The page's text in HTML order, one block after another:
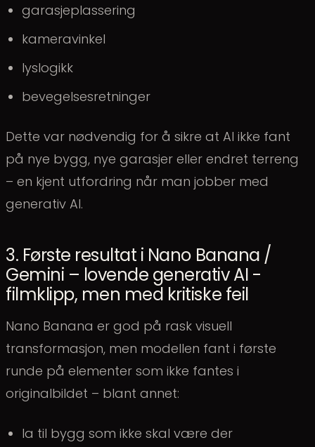
garasjeplassering
kameravinkel
lyslogikk
bevegelsesretninger
Dette var nødvendig for å sikre at AI ikke fant
på nye bygg, nye garasjer eller endret terreng
– en kjent utfordring når man jobber med
generativ AI.
3. Første resultat i Nano Banana /
Gemini – lovende generativ AI -
filmklipp, men med kritiske feil
Nano Banana er god på rask visuell
transformasjon, men modellen fant i første
runde på elementer som ikke fantes i
originalbildet – blant annet:
la til bygg som ikke skal være der